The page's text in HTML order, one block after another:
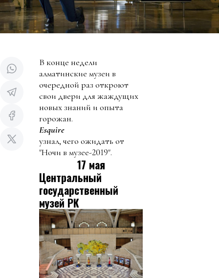
В конце недели
алматинские музеи в
очередной раз откроют
свои двери для жаждущих
новых знаний и опыта
горожан.
Esquire
узнал, чего ожидать от
"Ночи в музее-2019".
17 мая
Центральный
государственный
музей РК